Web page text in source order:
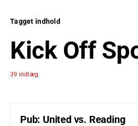
Tagget indhold
Kick Off
39 indlæg
Pub: United vs. Reading